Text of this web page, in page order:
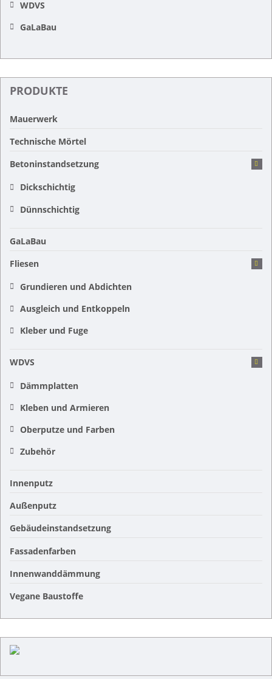
WDVS
GaLaBau
PRODUKTE
Mauerwerk
Technische Mörtel
Betoninstandsetzung
Dickschichtig
Dünnschichtig
GaLaBau
Fliesen
Grundieren und Abdichten
Ausgleich und Entkoppeln
Kleber und Fuge
WDVS
Dämmplatten
Kleben und Armieren
Oberputze und Farben
Zubehör
Innenputz
Außenputz
Gebäudeinstandsetzung
Fassadenfarben
Innenwanddämmung
Vegane Baustoffe